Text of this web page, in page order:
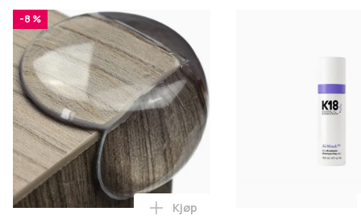
-8 %
Legg 10x Premium
Kjøp